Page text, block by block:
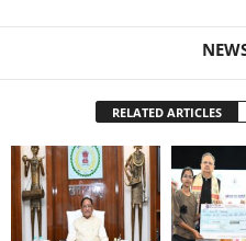
RELATED ARTICLES